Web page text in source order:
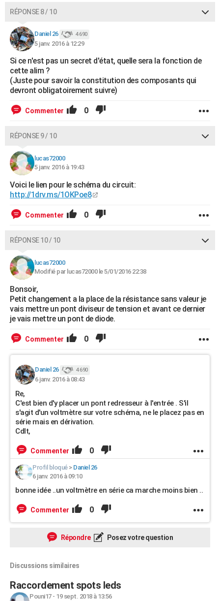
RÉPONSE 8 / 10
Daniel 26 4 690
5 janv. 2016 à 12:29
Si ce n'est pas un secret d'état, quelle sera la fonction de
cette alim ?
(Juste pour savoir la constitution des composants qui
devront obligatoirement suivre)
Commenter 0
RÉPONSE 9 / 10
lucas72000
5 janv. 2016 à 19:43
Voici le lien pour le schéma du circuit:
http://1drv.ms/1OKPoe8
Commenter 0
RÉPONSE 10 / 10
lucas72000
Modifié par lucas72000 le 5/01/2016 22:38
Bonsoir,
Petit changement a la place de la résistance sans valeur je
vais mettre un pont diviseur de tension et avant ce dernier
je vais mettre un pont de diode.
Commenter 0
Daniel 26 4 690
6 janv. 2016 à 08:43
Re,
C'est bien d'y placer un pont redresseur à l'entrée . S'il
s'agit d'un voltmètre sur votre schéma, ne le placez pas en
série mais en dérivation.
Cdlt,
Commenter 0
Profil bloqué> Daniel 26
6 janv. 2016 à 09:10
bonne idée ..un voltmètre en série ca marche moins bien ..
Commenter 0
Répondre Posez votre question
Discussions similaires
Raccordement spots leds
Pouni17- 19 sept. 2018 à 13:56